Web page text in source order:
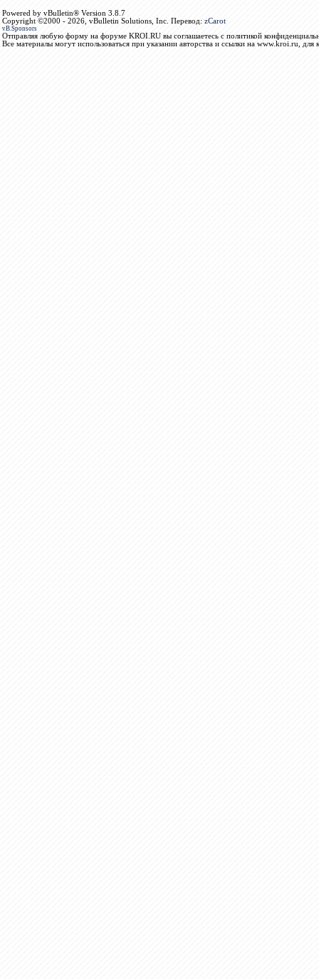
Powered by vBulletin® Version 3.8.7
Copyright ©2000 - 2026, vBulletin Solutions, Inc. Перевод: zCarot
vB.Sponsors
Отправляя любую форму на форуме KROI.RU вы соглашаетесь с политикой
Все материалы могут использоваться при указании авторства и ссылки на www.kroi.ru, для